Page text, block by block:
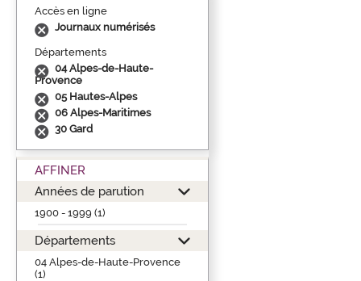
Accès en ligne
Journaux numérisés
Départements
04 Alpes-de-Haute-
Provence
05 Hautes-Alpes
06 Alpes-Maritimes
30 Gard
AFFINER
Années de parution
1900 - 1999 (1)
Départements
04 Alpes-de-Haute-Provence
(1)